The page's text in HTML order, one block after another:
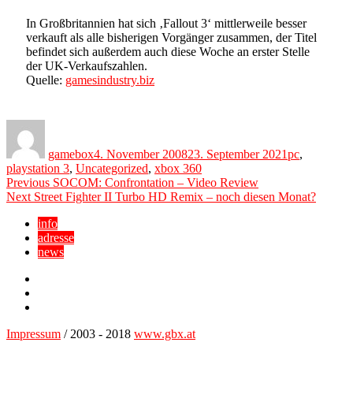
In Großbritannien hat sich ‚Fallout 3‘ mittlerweile besser
verkauft als alle bisherigen Vorgänger zusammen, der Titel
befindet sich außerdem auch diese Woche an erster Stelle
der UK-Verkaufszahlen.
Quelle: gamesindustry.biz
gamebox4. November 200823. September 2021pc,
playstation 3, Uncategorized, xbox 360
Beitragsnavigation
Previous Previous
post:
SOCOM: Confrontation – Video Review
Next Next
Street Fighter II Turbo HD Remix – noch diesen Monat?
info
adresse
news
Impressum / 2003 - 2018 www.gbx.at